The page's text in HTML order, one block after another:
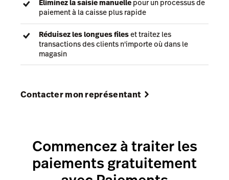
Éliminez la saisie manuelle pour un processus de
paiement à la caisse plus rapide
Réduisez les longues fileset traitez les
transactions des clients n'importe où dans le
magasin
Contacter mon représentant
Commencez à traiter les
paiements gratuitement